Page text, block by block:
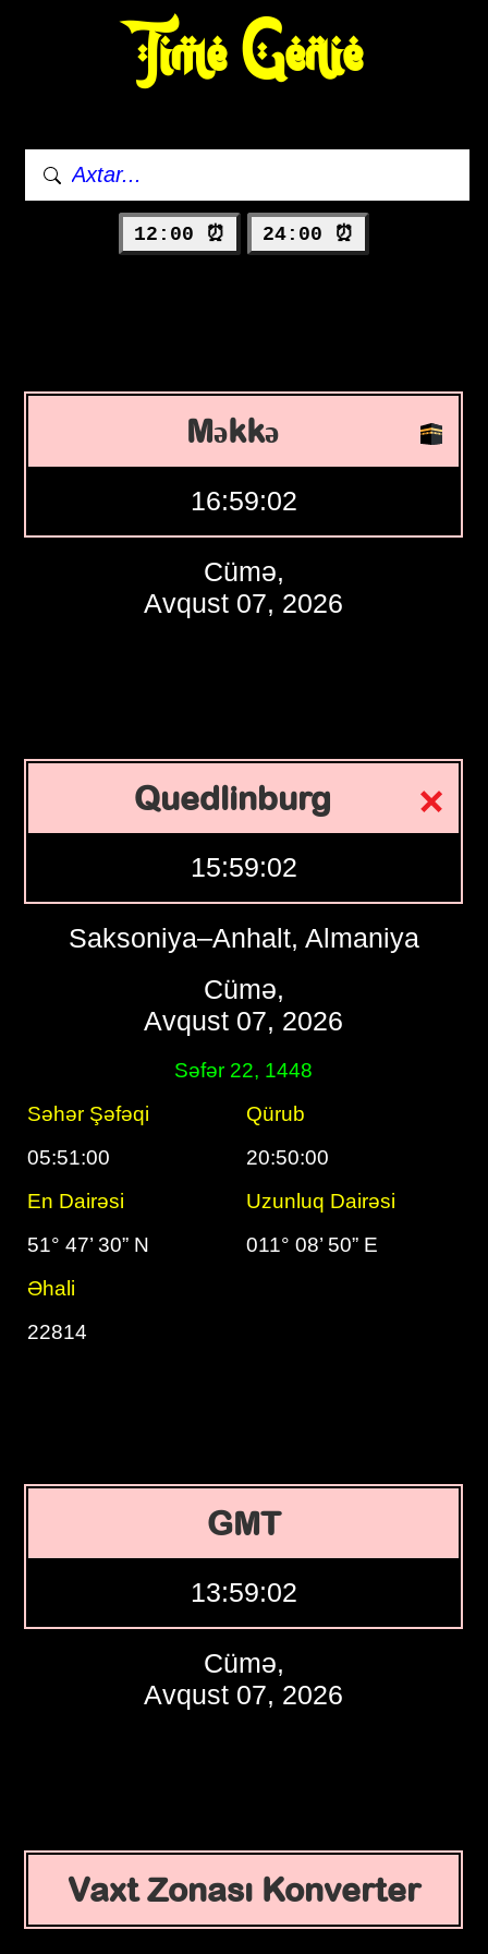
Time Genie
12:00 ⏰ 24:00 ⏰
Məkkə
16:59:03
Cümə,
Avqust 07, 2026
Quedlinburg
15:59:03
Saksoniya–Anhalt, Almaniya
Cümə,
Avqust 07, 2026
Səfər 22, 1448
Səhər Şəfəqi
Qürub
05:51:00
20:50:00
En Dairəsi
Uzunluq Dairəsi
51° 47’ 30” N
011° 08’ 50” E
Əhali
22814
GMT
13:59:03
Cümə,
Avqust 07, 2026
Vaxt Zonası Konverter